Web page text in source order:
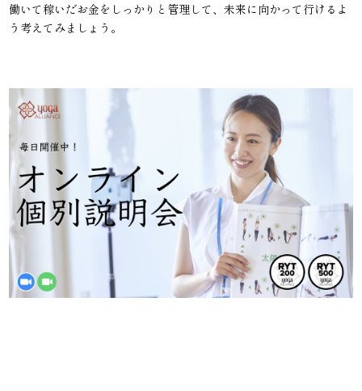
働いて稼いだお金をしっかりと管理して、未来に向かって行けるよ
う考えてみましょう。